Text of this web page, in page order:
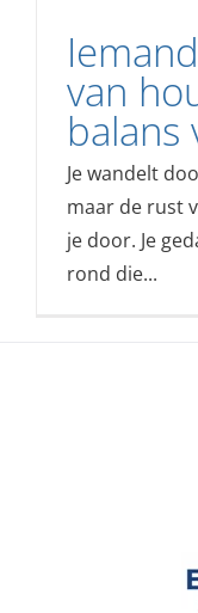
van
balans
Je wandelt
maar de rust
je door. Je
rond die...